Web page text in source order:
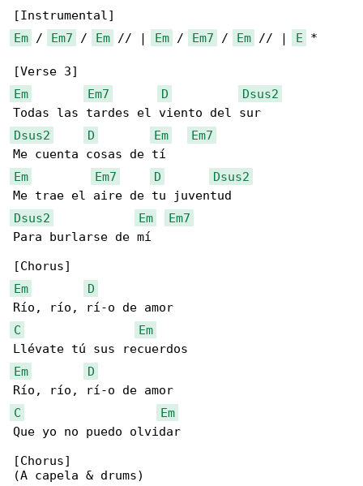
Em / Em7 / Em // | Em / Em7 / Em // | E *
Em
Em7 D
Dsus2
Dsus2
D Em
Em7
Em
Em7 D
Dsus2
Dsus2
Em
Em7
Para burlarse de mí
Em
D
C
Em
Em
D
C
Em
Que yo no puedo olvidar
[Chorus]